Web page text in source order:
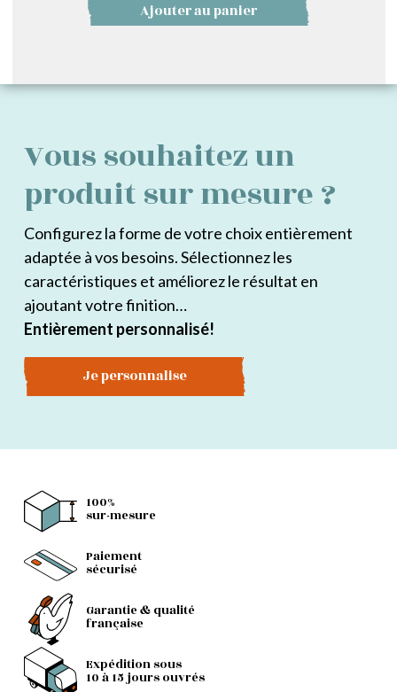
Ajouter au panier
Vous souhaitez un
produit sur mesure ?
Configurez la forme de votre choix entièrement
adaptée à vos besoins. Sélectionnez les
caractéristiques et améliorez le résultat en
ajoutant votre finition…
Entièrement personnalisé!
Je personnalise
100%
sur-mesure
Paiement
sécurisé
Garantie & qualité
française
Expédition sous
10 à 15 jours ouvrés